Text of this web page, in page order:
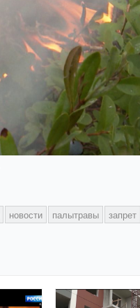
новости палытравы запрет